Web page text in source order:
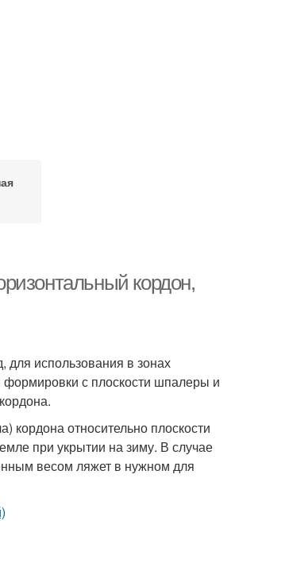
кордон,
для использования в зонах
формировки с плоскости шпалеры и
кордона относительно плоскости
при укрытии на зиму. В случае
весом ляжет в нужном для